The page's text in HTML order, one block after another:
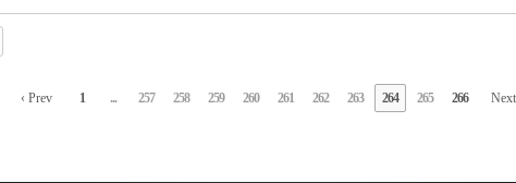
‹ Prev 1 ... 257 258 259 260 261 262 263 264 265 266